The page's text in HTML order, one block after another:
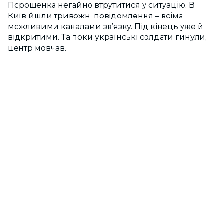
Порошенка негайно втрутитися у ситуацію. В
Київ йшли тривожні повідомлення – всіма
можливими каналами зв’язку. Під кінець уже й
відкритими. Та поки українські солдати гинули,
центр мовчав.